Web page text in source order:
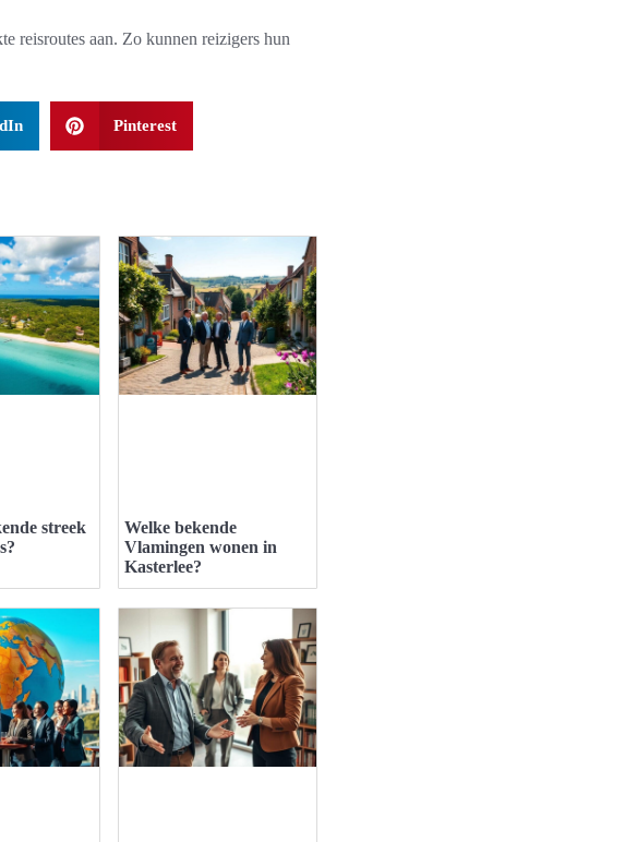
reisroutes aan. Zo kunnen reizigers hun
Pinterest
streek
Welke bekende
Vlamingen wonen in
Kasterlee?